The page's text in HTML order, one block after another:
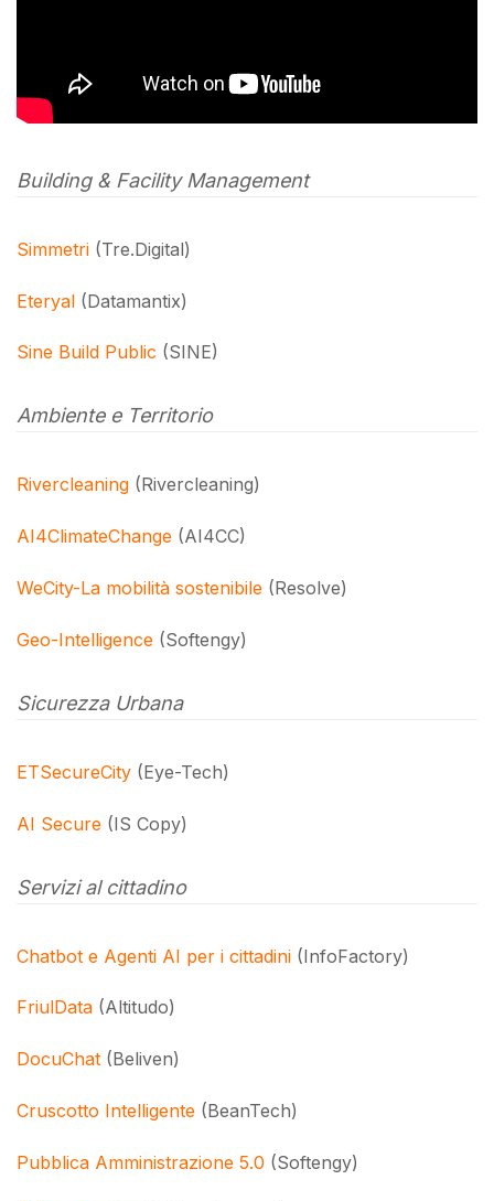
Building & Facility Management
Simmetri (Tre.Digital)
Eteryal (Datamantix)
Sine Build Public (SINE)
Ambiente e Territorio
Rivercleaning (Rivercleaning)
AI4ClimateChange (AI4CC)
WeCity-La mobilità sostenibile (Resolve)
Geo-Intelligence (Softengy)
Sicurezza Urbana
ETSecureCity (Eye-Tech)
AI Secure (IS Copy)
Servizi al cittadino
Chatbot e Agenti AI per i cittadini (InfoFactory)
FriulData (Altitudo)
DocuChat (Beliven)
Cruscotto Intelligente (BeanTech)
Pubblica Amministrazione 5.0 (Softengy)